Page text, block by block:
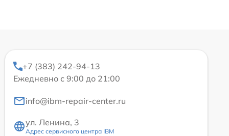
+7 (383) 242-94-13
Ежедневно с 9:00 до 21:00
info@ibm-repair-center.ru
ул. Ленина, 3
Адрес сервисного центра IBM